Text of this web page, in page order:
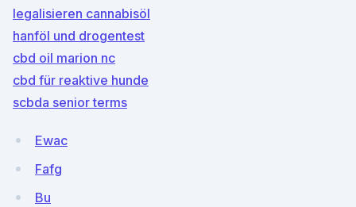
legalisieren cannabisöl
hanföl und drogentest
cbd oil marion nc
cbd für reaktive hunde
scbda senior terms
Ewac
Fafg
Bu